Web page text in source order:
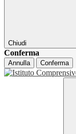
Chiudi
Conferma
Annulla Conferma